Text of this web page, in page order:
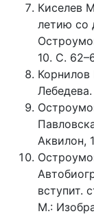
Киселев
летию со
10. С.
Аквилон,
вступит.
М.: